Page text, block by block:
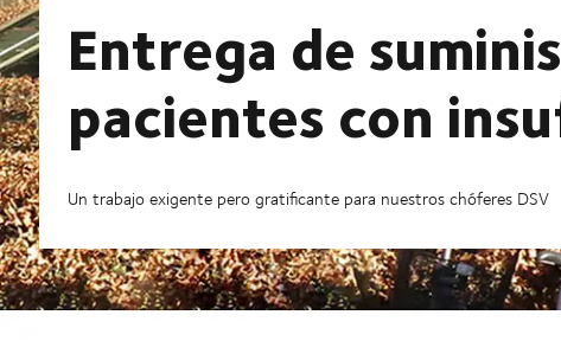
Entrega de
pacientes con
Un trabajo exigente pero gratificante para nuestros chóferes DSV